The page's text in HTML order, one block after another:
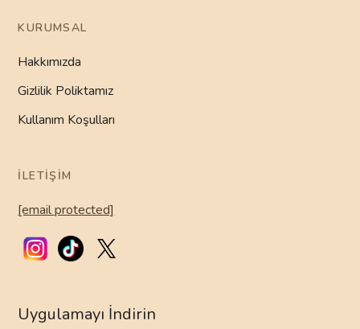
KURUMSAL
Hakkımızda
Gizlilik Poliktamız
Kullanım Koşulları
İLETIŞIM
[email protected]
Uygulamayı İndirin